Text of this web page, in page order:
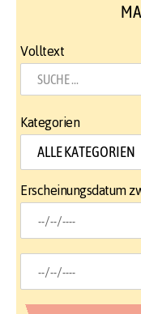
Volltext
Kategorien
Erscheinungsdatum